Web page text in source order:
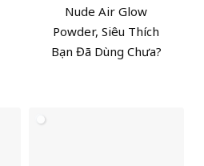
Nude Air Glow
Powder, Siêu Thích
Bạn Đã Dùng Chưa?